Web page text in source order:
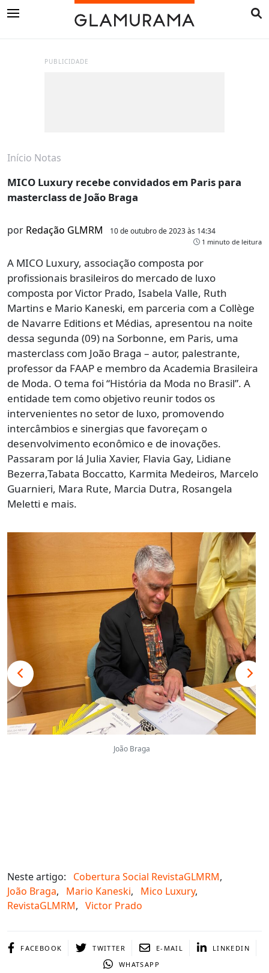
PUBLICIDADE
Início Notas
MICO Luxury recebe convidados em Paris para
masterclass de João Braga
por Redação GLMRM 10 de outubro de 2023 às 14:34
1 minuto de leitura
A MICO Luxury, associação composta por
profissionais brasileiros do mercado de luxo
composta por Victor Prado, Isabela Valle, Ruth
Martins e Mario Kaneski, em parceria com a Collège
de Navarre Editions et Médias, apresentou na noite
dessa segunda (09) na Sorbonne, em Paris, uma
masterclass com João Braga – autor, palestrante,
professor da FAAP e membro da Academia Brasileira
de Moda. O tema foi “História da Moda no Brasil”. A
entidade tem como objetivo reunir todos os
intervenientes no setor de luxo, promovendo
intercâmbios e sinergias que favoreçam o
desenvolvimento econômico e de inovações.
Passaram por lá Julia Xavier, Flavia Gay, Lidiane
Bezerra,Tabata Boccatto, Karmita Medeiros, Marcelo
Guarnieri, Mara Rute, Marcia Dutra, Rosangela
Meletti e mais.
João Braga
Neste artigo: Cobertura Social RevistaGLMRM,
João Braga, Mario Kaneski, Mico Luxury,
RevistaGLMRM, Victor Prado
FACEBOOK TWITTER E-MAIL
LINKEDIN
WHATSAPP